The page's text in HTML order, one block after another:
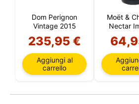
Dom Perignon
Vintage 2015
235,95 €
Aggiungi al
carrello
Moët &
Nectar